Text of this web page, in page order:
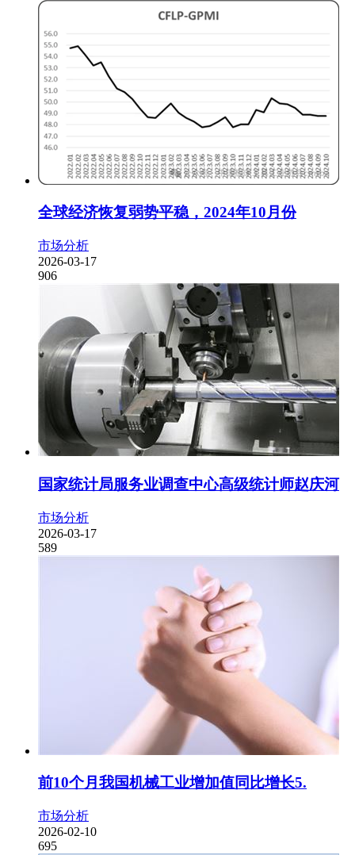
全球经济恢复弱势平稳，2024年10月份
市场分析
2026-03-17
906
国家统计局服务业调查中心高级统计师赵庆河
市场分析
2026-03-17
589
前10个月我国机械工业增加值同比增长5.
市场分析
2026-02-10
695